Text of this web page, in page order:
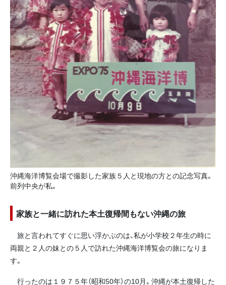
沖縄海洋博覧会場で撮影した家族５人と現地の方との記念写真。
前列中央が私。
家族と一緒に訪れた本土復帰間もない沖縄の旅
旅と言われてすぐに思い浮かぶのは、私が小学校２年生の時に
両親と２人の妹との５人で訪れた沖縄海洋博覧会の旅になりま
す。
行ったのは１９７５年（昭和50年）の10月。沖縄が本土復帰した